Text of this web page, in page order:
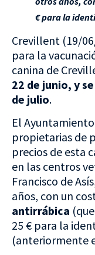
€ para la
Crevillent (19/
para la
canina de
22 de junio, y
de julio.
El
propietarias de
precios de esta
en las centros
Francisco de
años, con un
antirrábica
25 € para la
(anteriormente